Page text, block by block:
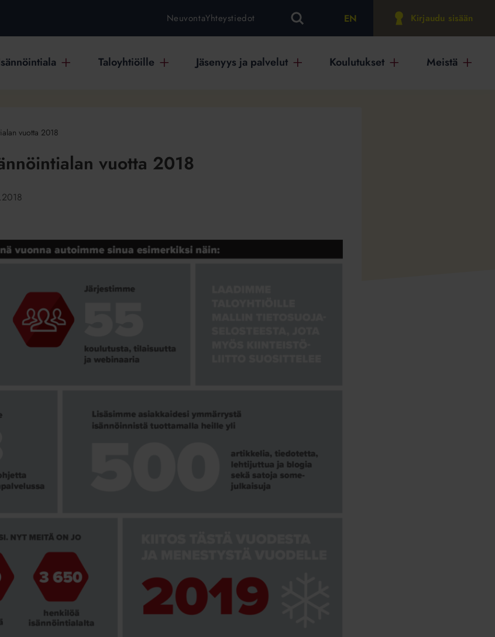
NeuvontaYhteystiedot EN Kirjaudu sisään
Taloyhtiöille Jäsenyys ja palvelut Koulutukset Meistä
vuotta 2018
vuotta 2018